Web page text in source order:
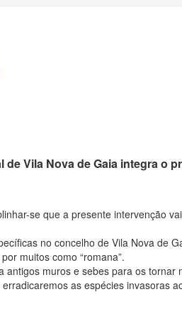
Vila Nova de Gaia integra o
se que a presente intervenção
no concelho de Vila Nova de
muitos como “romana”.
muros e sebes para os
as espécies invasoras